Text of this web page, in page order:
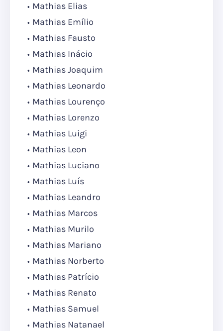
Mathias Elias
Mathias Emílio
Mathias Fausto
Mathias Inácio
Mathias Joaquim
Mathias Leonardo
Mathias Lourenço
Mathias Lorenzo
Mathias Luigi
Mathias Leon
Mathias Luciano
Mathias Luís
Mathias Leandro
Mathias Marcos
Mathias Murilo
Mathias Mariano
Mathias Norberto
Mathias Patrício
Mathias Renato
Mathias Samuel
Mathias Natanael